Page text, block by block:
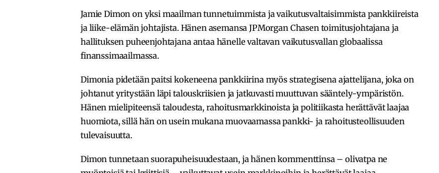
Jamie Dimon on yksi maailman tunnetuimmista ja vaikutusvaltaisimmista pankkiireista
ja liike-elämän johtajista. Hänen asemansa JPMorgan Chasen toimitusjohtajana ja
hallituksen puheenjohtajana antaa hänelle valtavan vaikutusvallan globaalissa
finanssimaailmassa.
Dimonia pidetään paitsi kokeneena pankkiirina myös strategisena ajattelijana, joka on
johtanut yritystään läpi talouskriisien ja jatkuvasti muuttuvan sääntely-ympäristön.
Hänen mielipiteensä taloudesta, rahoitusmarkkinoista ja politiikasta herättävät laajaa
huomiota, sillä hän on usein mukana muovaamassa pankki- ja rahoitusteollisuuden
tulevaisuutta.
Dimon tunnetaan suorapuheisuudestaan, ja hänen kommenttinsa – olivatpa ne